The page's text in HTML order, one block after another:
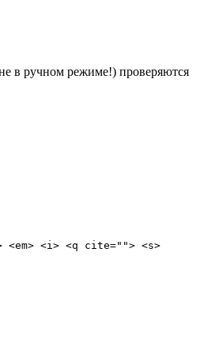
в ручном режиме!) проверяются
<i> <q cite=""> <s>